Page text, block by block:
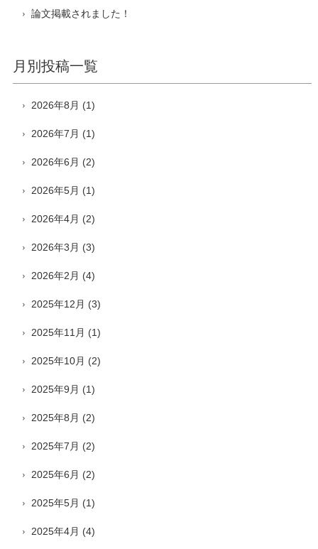
論文掲載されました！
月別投稿一覧
2026年8月 (1)
2026年7月 (1)
2026年6月 (2)
2026年5月 (1)
2026年4月 (2)
2026年3月 (3)
2026年2月 (4)
2025年12月 (3)
2025年11月 (1)
2025年10月 (2)
2025年9月 (1)
2025年8月 (2)
2025年7月 (2)
2025年6月 (2)
2025年5月 (1)
2025年4月 (4)